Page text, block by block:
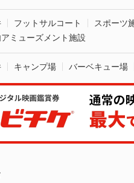
フットサルコート スポーツ
ミューズメント施設
キャンプ場 バーベキュー場